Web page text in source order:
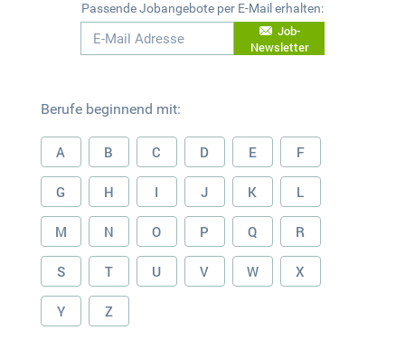
Passende Jobangebote per E-Mail erhalten:
Job-
Newsletter
Berufe beginnend mit:
A B C D E F
G H I J K L
M N O P Q R
S T U V W X
Y Z